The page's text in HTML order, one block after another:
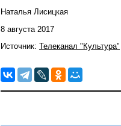
Наталья Лисицкая
8 августа 2017
Источник: Телеканал "Культура"